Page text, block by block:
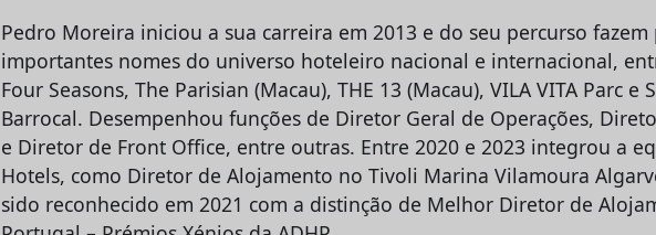
Pedro Moreira iniciou a sua carreira em 2013 e do seu percurso fazem
importantes nomes do universo hoteleiro nacional e internacional,
Four Seasons, The Parisian (Macau), THE 13 (Macau), VILA VITA Parc e
Barrocal. Desempenhou funções de Diretor Geral de Operações,
e Diretor de Front Office, entre outras. Entre 2020 e 2023 integrou a
Hotels, como Diretor de Alojamento no Tivoli Marina Vilamoura
sido reconhecido em 2021 com a distinção de Melhor Diretor de